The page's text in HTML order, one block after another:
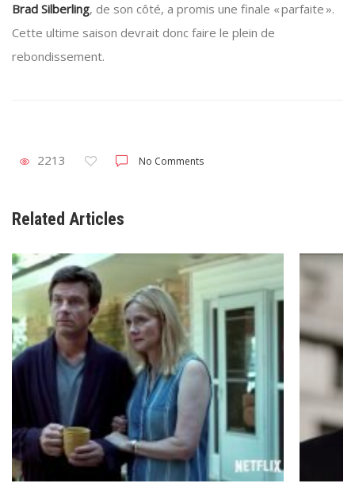
Brad Silberling, de son côté, a promis une finale « parfaite ».
Cette ultime saison devrait donc faire le plein de
rebondissement.
2213 No Comments
Related Articles